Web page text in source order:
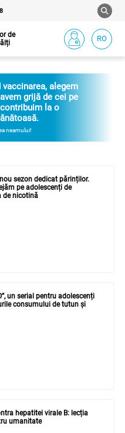
de
RO
vaccinarea, alegem
grijă de cei pe
la o
neamului!
nou sezon dedicat părinților.
pe adolescenți de
de nicotină
un serial pentru adolescenți
consumului de tutun și
hepatitei virale B: lecția
umanitate